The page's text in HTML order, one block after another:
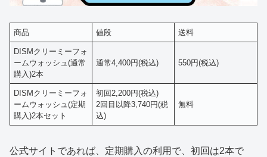
商品 値段 送料
DISMクリーミーフォ
ームウォッシュ(通常
購入)2本
通常4,400円(税込) 550円(税込)
DISMクリーミーフォ
ームウォッシュ(定期
購入)2本セット
初回2,200円(税込)
2回目以降3,740円(税
込)
無料
公式サイトであれば、定期購入の利用で、初回は2本で